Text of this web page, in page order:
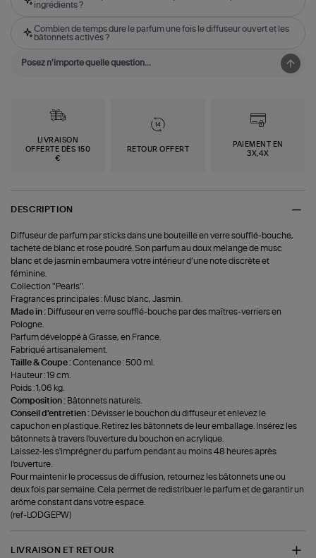
ingrédients ?
Combien de temps dure le parfum une fois le diffuseur ouvert et les
bâtonnets activés ?
LIVRAISON
OFFERTE DÈS 150
€
RETOUR OFFERT
PAIEMENT EN
3X,4X
DESCRIPTION
Diffuseur de parfum par sticks dans une bouteille en verre soufflé-bouche,
tacheté de blanc et rose poudré. Son parfum au doux mélange de musc
blanc et de jasmin embaumera votre intérieur d’une note discrète et
féminine.
Collection "Pearls".
Fragrances principales : Musc blanc, Jasmin.
Made in : Diffuseur en verre soufflé-bouche par des maîtres-verriers en
Pologne.
Parfum développé à Grasse, en France.
Fabriqué artisanalement.
Taille & Coupe :Contenance : 500 ml.
Hauteur : 19 cm.
Poids : 1,06 kg.
Composition : Bâtonnets naturels.
Conseil d'entretien : Dévisser le bouchon du diffuseur et enlevez le
capuchon en plastique. Retirez les bâtonnets de leur emballage. Insérez les
bâtonnets à travers l'ouverture du bouchon en acrylique.
Laissez-les s'imprégner du parfum pendant au moins 48 heures après
l'ouverture.
Pour maintenir le processus de diffusion, retournez les bâtonnets une ou
deux fois par semaine. Cela permet de redistribuer le parfum et de garantir un
arôme constant dans votre espace.
(ref-LODGEPW)
LIVRAISON ET RETOUR